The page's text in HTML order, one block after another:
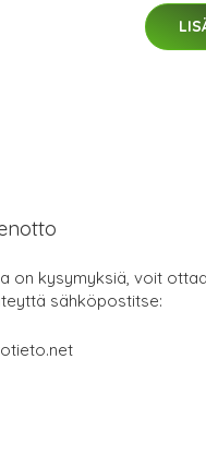
on kysymyksiä, voit ottaa
sähköpostitse: